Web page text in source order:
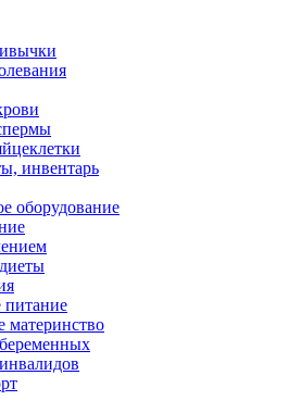
инвентарь
оборудование
питание
материнство